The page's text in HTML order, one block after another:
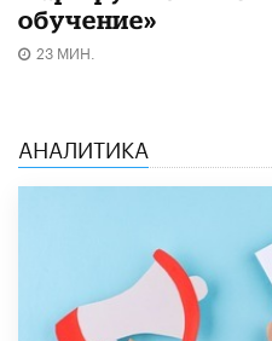
обучение»
23 МИН.
АНАЛИТИКА